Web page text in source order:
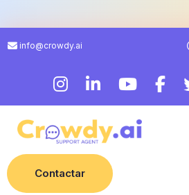
info@crowdy.ai
Contactar